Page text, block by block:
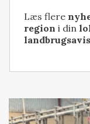
Læs flere
region i din
landbrugsavis